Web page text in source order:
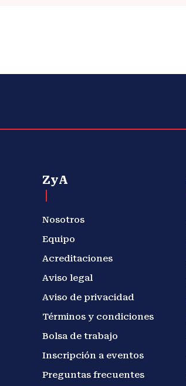
ZyA
Nosotros
Equipo
Acreditaciones
Aviso legal
Aviso de privacidad
Términos y condiciones
Bolsa de trabajo
Inscripción a eventos
Preguntas frecuentes